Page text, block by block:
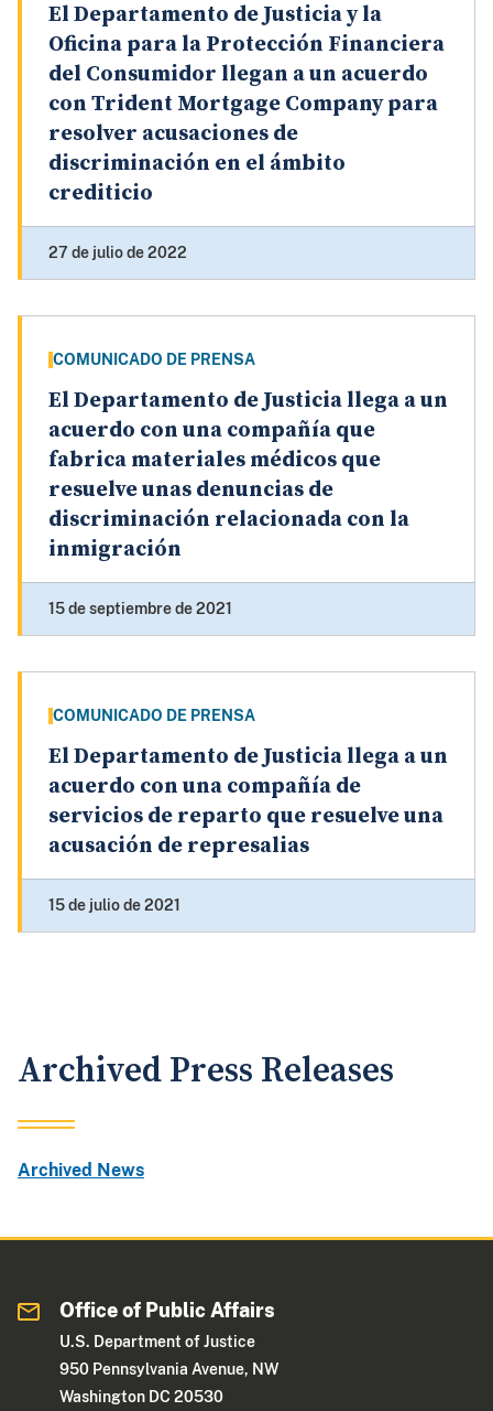
El Departamento de Justicia y la
Oficina para la Protección Financiera
del Consumidor llegan a un acuerdo
con Trident Mortgage Company para
resolver acusaciones de
discriminación en el ámbito
crediticio
27 de julio de 2022
COMUNICADO DE PRENSA
El Departamento de Justicia llega a un
acuerdo con una compañía que
fabrica materiales médicos que
resuelve unas denuncias de
discriminación relacionada con la
inmigración
15 de septiembre de 2021
COMUNICADO DE PRENSA
El Departamento de Justicia llega a un
acuerdo con una compañía de
servicios de reparto que resuelve una
acusación de represalias
15 de julio de 2021
Archived Press Releases
Archived News
Office of Public Affairs
U.S. Department of Justice
950 Pennsylvania Avenue, NW
Washington DC 20530